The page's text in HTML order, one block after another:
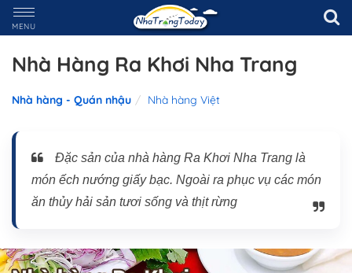
MENU
Nhà Hàng Ra Khơi Nha Trang
Nhà hàng - Quán nhậu Nhà hàng Việt
Đặc sản của nhà hàng Ra Khơi Nha Trang là
món ếch nướng giấy bạc. Ngoài ra phục vụ các món
ăn thủy hải sản tươi sống và thịt rừng